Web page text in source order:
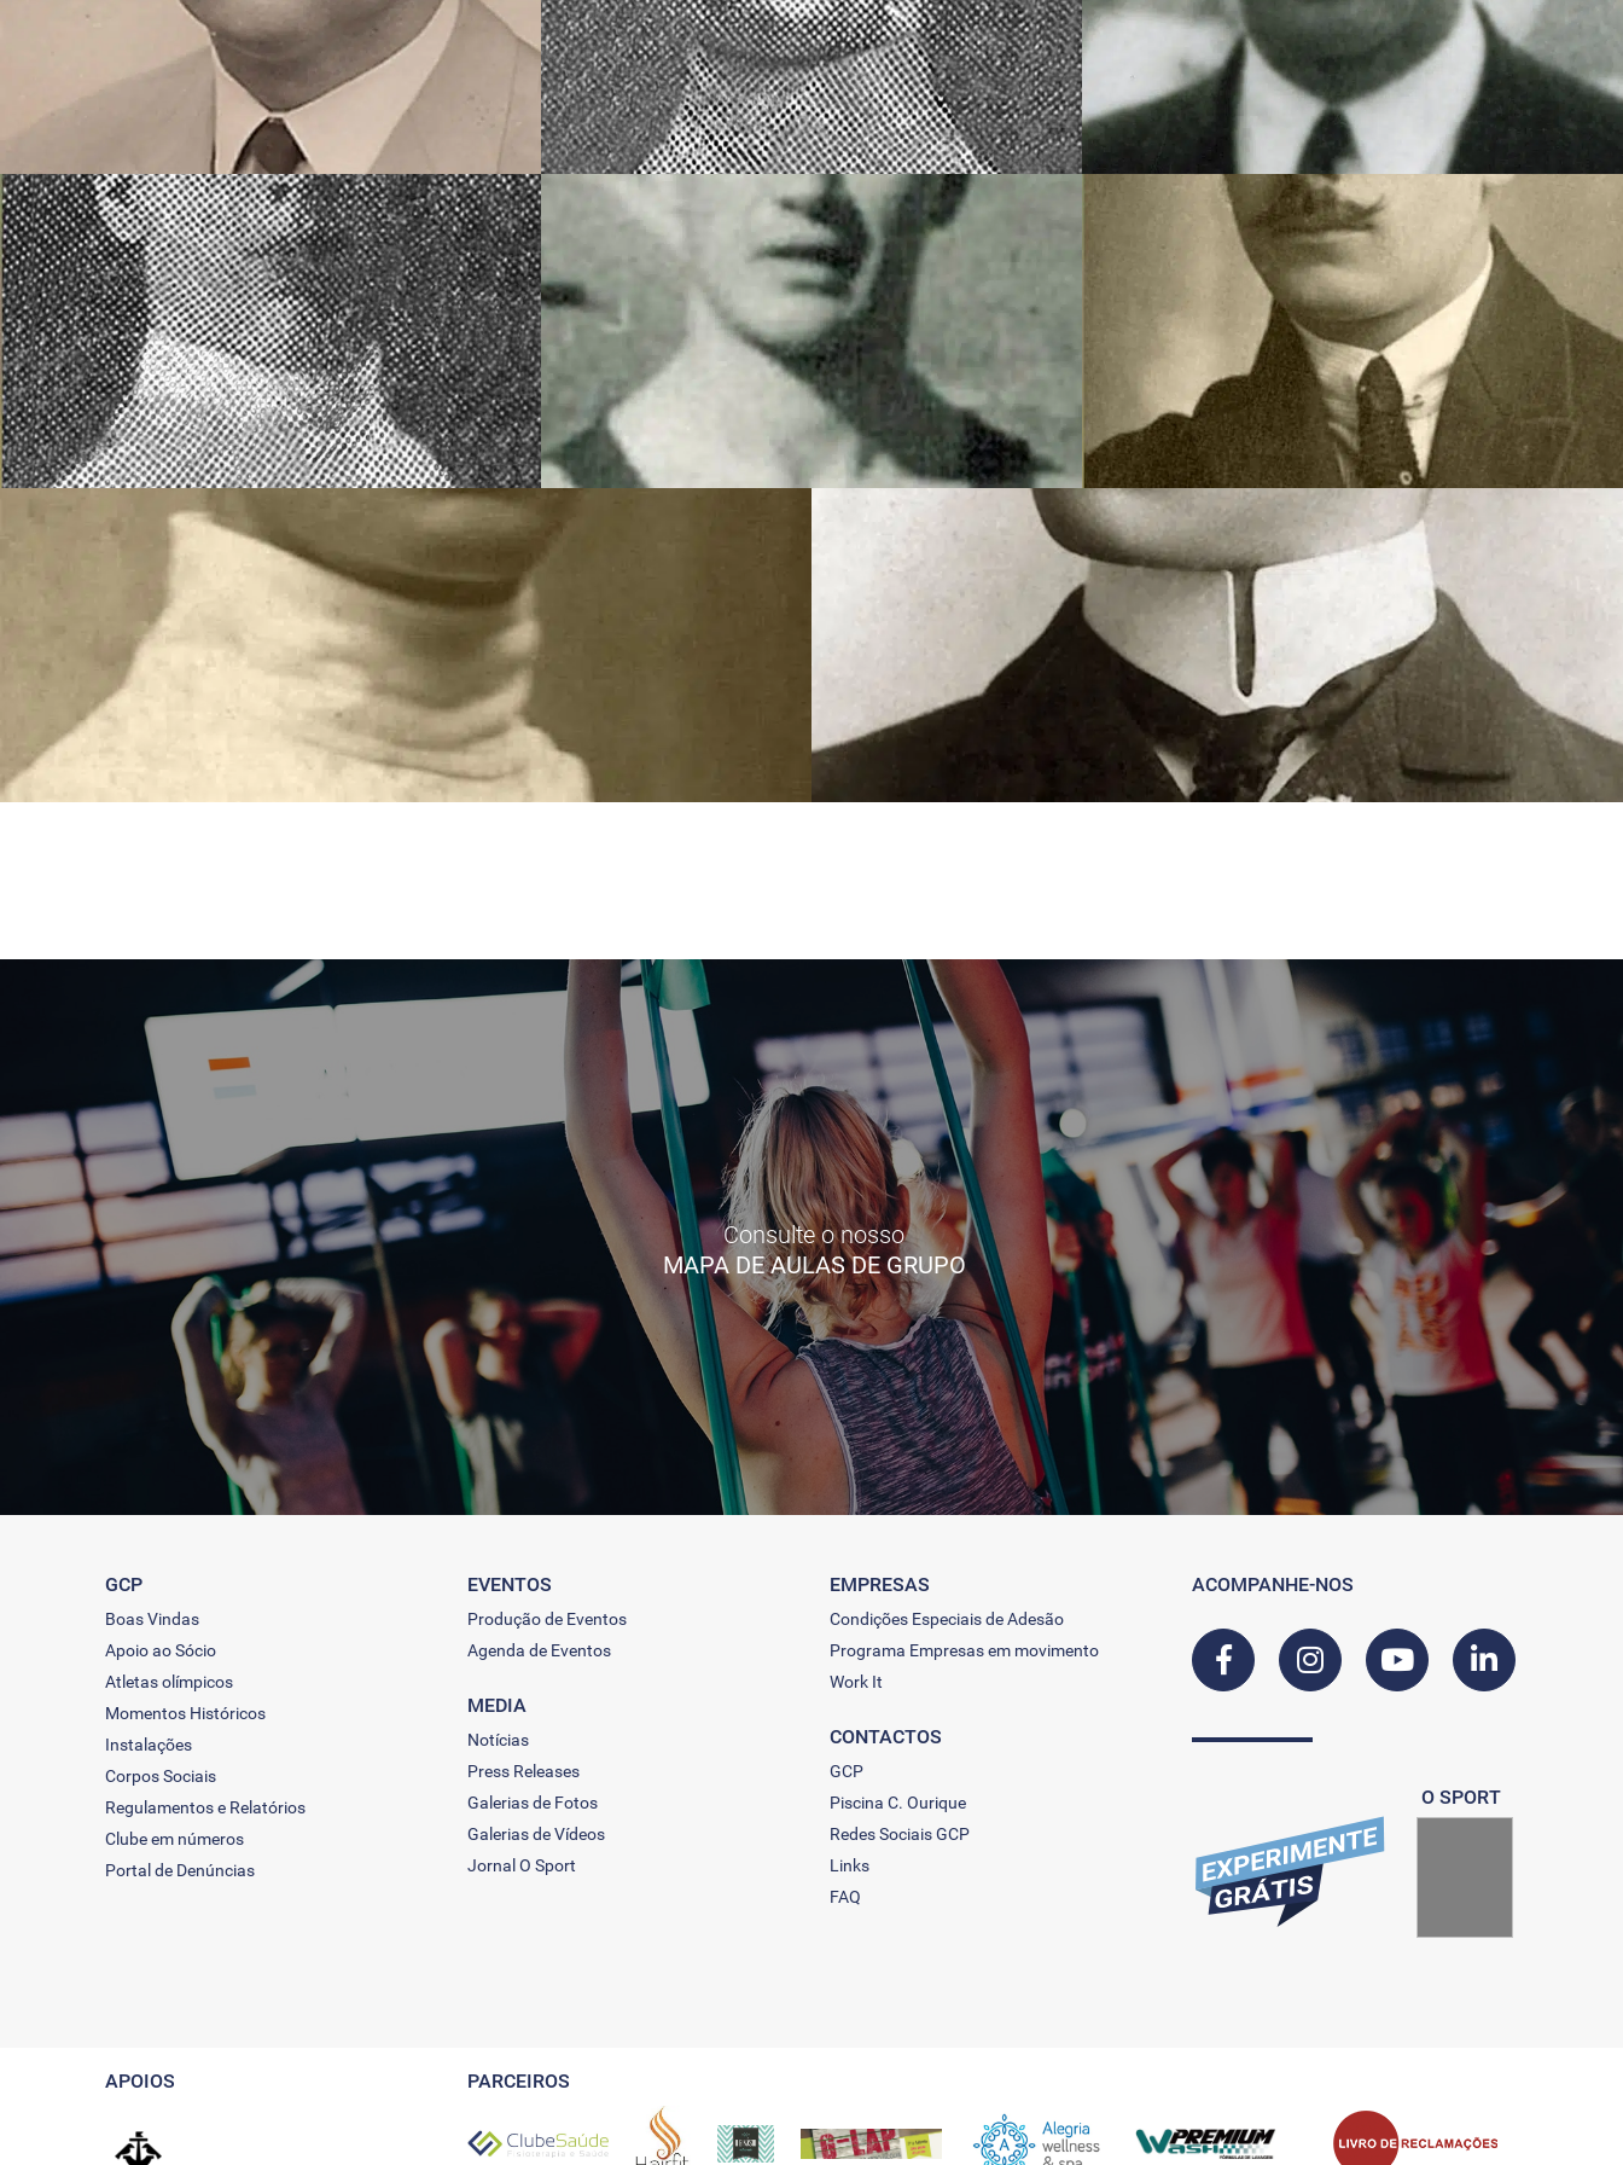
Consulte o nosso
MAPA DE AULAS DE GRUPO
GCP
Boas Vindas
Apoio ao Sócio
Atletas olímpicos
Momentos Históricos
Instalações
Corpos Sociais
Regulamentos e Relatórios
Clube em números
Portal de Denúncias
EVENTOS
Produção de Eventos
Agenda de Eventos
MEDIA
Notícias
Press Releases
Galerias de Fotos
Galerias de Vídeos
Jornal O Sport
EMPRESAS
Condições Especiais de Adesão
Programa Empresas em movimento
Work It
CONTACTOS
GCP
Piscina C. Ourique
Redes Sociais GCP
Links
FAQ
ACOMPANHE-NOS
O SPORT
APOIOS PARCEIROS